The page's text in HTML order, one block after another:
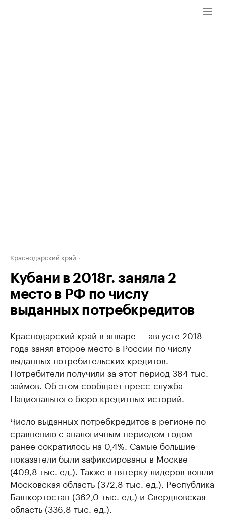
Краснодарский край
Кубани в 2018г. заняла 2
место в РФ по числу
выданных потребкредитов
Краснодарский край в январе — августе 2018
года занял второе место в России по числу
выданных потребительских кредитов.
Потребители получили за этот период 384 тыс.
займов. Об этом сообщает пресс-служба
Национального бюро кредитных историй.
Число выданных потребкредитов в регионе по
сравнению с аналогичным периодом годом
ранее сократилось на 0,4%. Самые большие
показатели были зафиксированы в Москве
(409,8 тыс. ед.). Также в пятерку лидеров вошли
Московская область (372,8 тыс. ед.), Республика
Башкортостан (362,0 тыс. ед.) и Свердловская
область (336,8 тыс. ед.).